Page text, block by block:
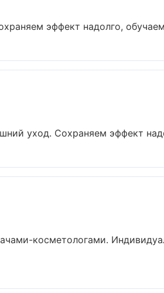
эффект надолго,
уход. Сохраняем эффект
косметологами.